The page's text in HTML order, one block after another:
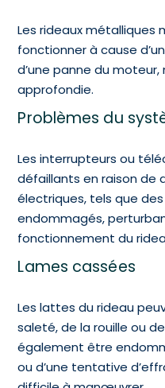
Les rideaux métalliques
fonctionner à cause
d’une panne du
approfondie.
Problèmes du
Les interrupteurs ou
défaillants en raison de
électriques, tels que
endommagés,
fonctionnement du
Lames cassées
Les lattes du rideau
saleté, de la rouille ou
également être
ou d’une tentative